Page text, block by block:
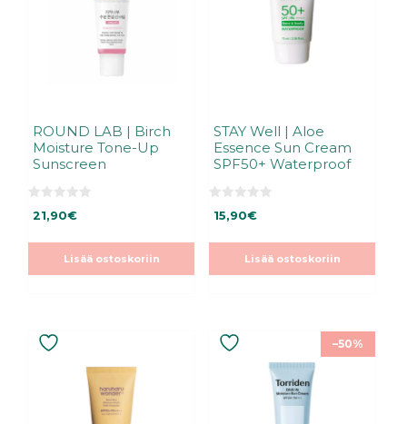
ROUND LAB | Birch
Moisture Tone-Up
Sunscreen
0
5
s
21,90€
Lisää ostoskoriin
STAY Well | Aloe
Essence Sun Cream
SPF50+ Waterproof
0
s
15,90€
Lisää ostoskoriin
–50%